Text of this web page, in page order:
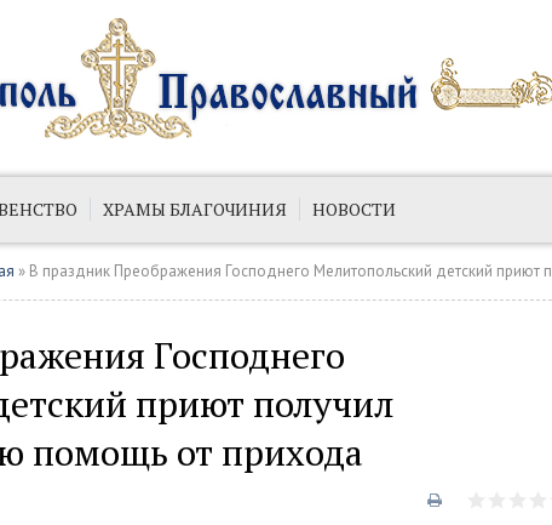
ХРАМЫ БЛАГОЧИНИЯ НОВОСТИ
» В праздник Преображения Господнего Мелитопольский детский приют получил благотворительную помощь от прихода
Господнего
приют получил
помощь от прихода